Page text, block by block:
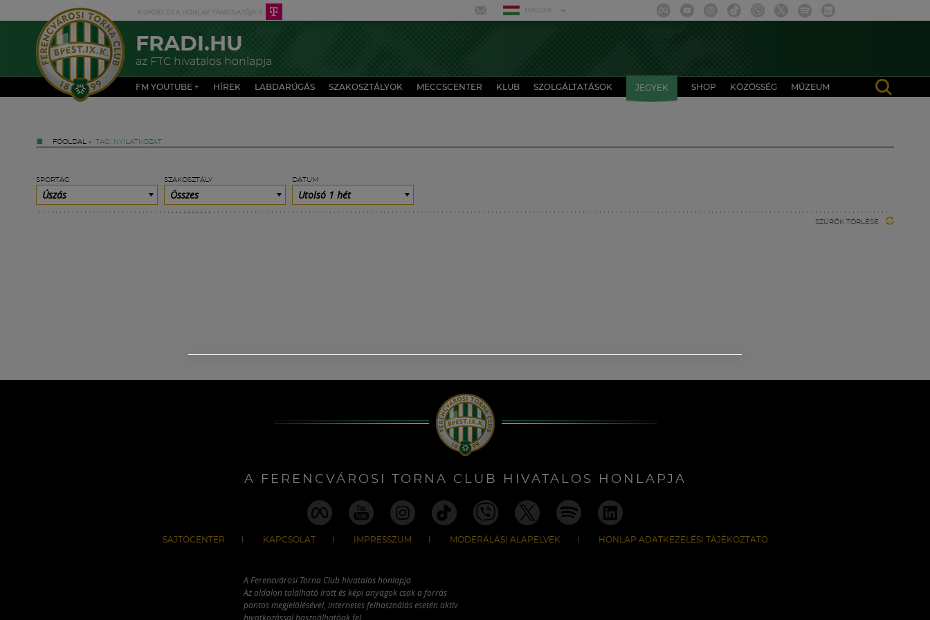
MAGYAR
FRADI.HU
az FTC hivatalos honlapja
FM YOUTUBE + HÍREK LABDARÚGÁS SZAKOSZTÁLYOK MECCSCENTER KLUB SZOLGÁLTATÁSOK JEGYEK SHOP KÖZÖSSÉG MÚZEUM
FŐOLDAL » TAG: NYILATKOZAT
SPORTÁG
Úszás
SZAKOSZTÁLY
Összes
DÁTUM
Utolsó 1 hét
SZŰRŐK TÖRLÉSE
A FERENCVÁROSI TORNA CLUB HIVATALOS HONLAPJA
SAJTÓCENTER KAPCSOLAT IMPRESSZUM MODERÁLÁSI ALAPELVEK HONLAP ADATKEZELÉSI TÁJÉKOZTATÓ
A Ferencvárosi Torna Club hivatalos honlapja
Az oldalon található írott és képi anyagok csak a forrás
pontos megjelölésével, internetes felhasználás esetén aktív
hivatkozással használhatóak fel.